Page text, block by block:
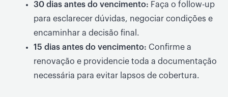
30 dias antes do vencimento: Faça o follow-up
para esclarecer dúvidas, negociar condições e
encaminhar a decisão final.
15 dias antes do vencimento: Confirme a
renovação e providencie toda a documentação
necessária para evitar lapsos de cobertura.